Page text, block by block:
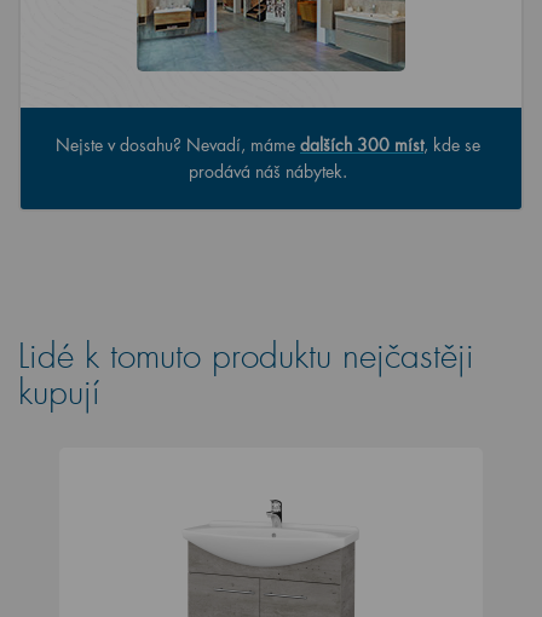
Nejste v dosahu? Nevadí, máme dalších 300 míst, kde se
prodává náš nábytek.
Lidé k tomuto produktu nejčastěji
kupují